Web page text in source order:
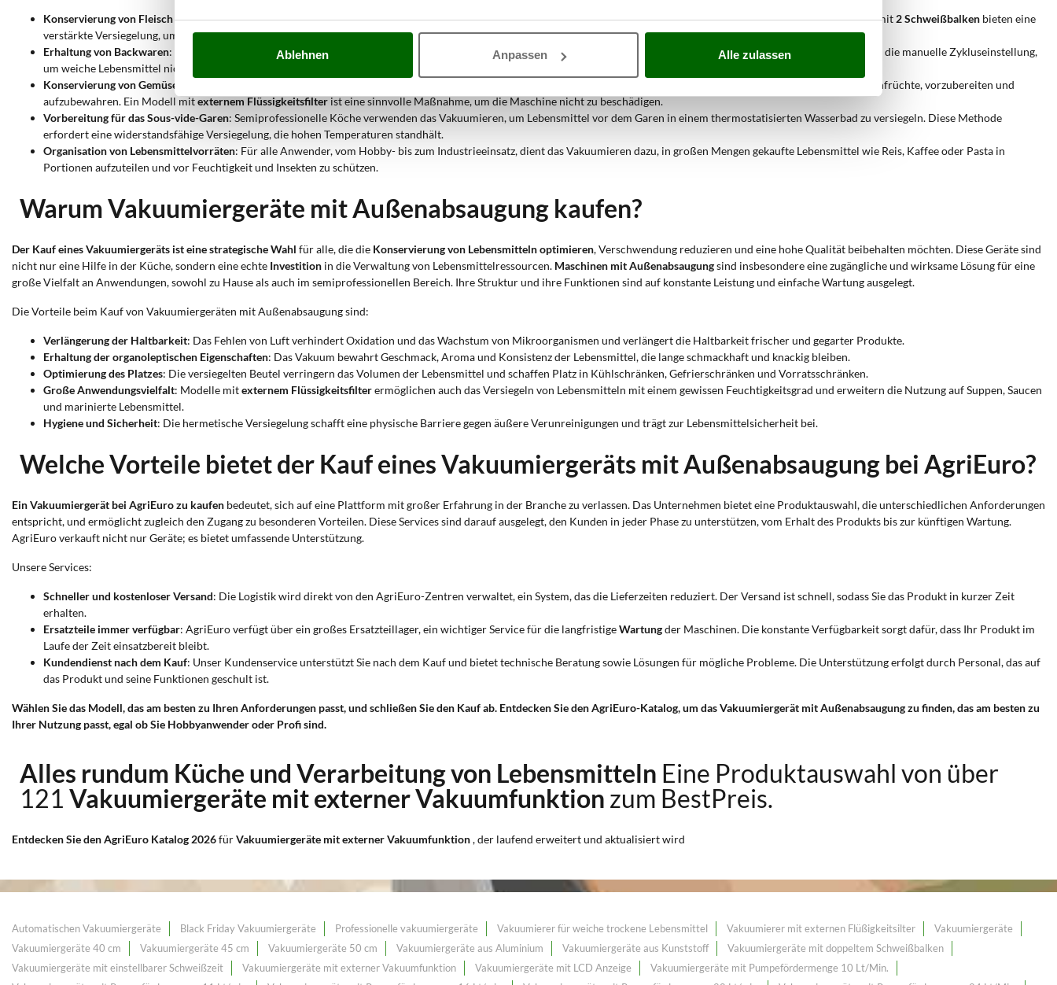
Ablehnen Anpassen Alle zulassen
Konservierung von Fleisch und Wurstwaren: Für alle, die gerne kochen, ist das Vakuumieren die Lösung zur Konservierung von frischem oder gereiftem Fleisch. Maschinen mit 2 Schweißbalken bieten eine
verstärkte Versiegelung, um Flüssigkeitsverluste zu vermeiden.
Erhaltung von Backwaren: Für Hobbyanwender oder Bäcker bewahrt das Vakuumieren den Duft von Brot, Keksen und anderen Backwaren. Wir empfehlen breite Beutel und die manuelle Zykluseinstellung,
um weiche Lebensmittel nicht zu zerdrücken.
Konservierung von Gemüse und Hülsenfrüchten
: Fachleute in der Gastronomie verwenden das Vakuumieren, um Portionen von frischem oder gegartem Gemüse, wie Hülsenfrüchte, vorzubereiten und
aufzubewahren. Ein Modell mitexternem Flüssigkeitsfilterist eine sinnvolle Maßnahme, um die Maschine nicht zu beschädigen.
Vorbereitung für das Sous-vide-Garen: Semiprofessionelle Köche verwenden das Vakuumieren, um Lebensmittel vor dem Garen in einem thermostatisierten Wasserbad zu versiegeln. Diese Methode
erfordert eine widerstandsfähige Versiegelung, die hohen Temperaturen standhält.
Organisation von Lebensmittelvorräten: Für alle Anwender, vom Hobby- bis zum Industrieeinsatz, dient das Vakuumieren dazu, in großen Mengen gekaufte Lebensmittel wie Reis, Kaffee oder Pasta in
Portionen aufzuteilen und vor Feuchtigkeit und Insekten zu schützen.
Warum Vakuumiergeräte mit Außenabsaugung kaufen?
Der Kauf eines Vakuumiergeräts ist eine strategische Wahl für alle, die die Konservierung von Lebensmitteln optimieren, Verschwendung reduzieren und eine hohe Qualität beibehalten möchten. Diese Geräte sind
nicht nur eine Hilfe in der Küche, sondern eine echte Investition in die Verwaltung von Lebensmittelressourcen. Maschinen mit Außenabsaugungsind insbesondere eine zugängliche und wirksame Lösung für eine
große Vielfalt an Anwendungen, sowohl zu Hause als auch im semiprofessionellen Bereich. Ihre Struktur und ihre Funktionen sind auf konstante Leistung und einfache Wartung ausgelegt.
Die Vorteile beim Kauf von Vakuumiergeräten mit Außenabsaugung sind:
Verlängerung der Haltbarkeit: Das Fehlen von Luft verhindert Oxidation und das Wachstum von Mikroorganismen und verlängert die Haltbarkeit frischer und gegarter Produkte.
Erhaltung der organoleptischen Eigenschaften: Das Vakuum bewahrt Geschmack, Aroma und Konsistenz der Lebensmittel, die lange schmackhaft und knackig bleiben.
Optimierung des Platzes: Die versiegelten Beutel verringern das Volumen der Lebensmittel und schaffen Platz in Kühlschränken, Gefrierschränken und Vorratsschränken.
Große Anwendungsvielfalt: Modelle mitexternem Flüssigkeitsfilterermöglichen auch das Versiegeln von Lebensmitteln mit einem gewissen Feuchtigkeitsgrad und erweitern die Nutzung auf Suppen, Saucen
und marinierte Lebensmittel.
Hygiene und Sicherheit: Die hermetische Versiegelung schafft eine physische Barriere gegen äußere Verunreinigungen und trägt zur Lebensmittelsicherheit bei.
Welche Vorteile bietet der Kauf eines Vakuumiergeräts mit Außenabsaugung bei AgriEuro?
Ein Vakuumiergerät bei AgriEuro zu kaufen bedeutet, sich auf eine Plattform mit großer Erfahrung in der Branche zu verlassen. Das Unternehmen bietet eine Produktauswahl, die unterschiedlichen Anforderungen
entspricht, und ermöglicht zugleich den Zugang zu besonderen Vorteilen. Diese Services sind darauf ausgelegt, den Kunden in jeder Phase zu unterstützen, vom Erhalt des Produkts bis zur künftigen Wartung.
AgriEuro verkauft nicht nur Geräte; es bietet umfassende Unterstützung.
Unsere Services:
Schneller und kostenloser Versand: Die Logistik wird direkt von den AgriEuro-Zentren verwaltet, ein System, das die Lieferzeiten reduziert. Der Versand ist schnell, sodass Sie das Produkt in kurzer Zeit
erhalten.
Ersatzteile immer verfügbar: AgriEuro verfügt über ein großes Ersatzteillager, ein wichtiger Service für die langfristigeWartungder Maschinen. Die konstante Verfügbarkeit sorgt dafür, dass Ihr Produkt im
Laufe der Zeit einsatzbereit bleibt.
Kundendienst nach dem Kauf: Unser Kundenservice unterstützt Sie nach dem Kauf und bietet technische Beratung sowie Lösungen für mögliche Probleme. Die Unterstützung erfolgt durch Personal, das auf
das Produkt und seine Funktionen geschult ist.
Wählen Sie das Modell, das am besten zu Ihren Anforderungen passt, und schließen Sie den Kauf ab. Entdecken Sie den AgriEuro-Katalog, um das Vakuumiergerät mit Außenabsaugung zu finden, das am besten zu
Ihrer Nutzung passt, egal ob Sie Hobbyanwender oder Profi sind.
Alles rundum Küche und Verarbeitung von Lebensmitteln Eine Produktauswahl von über
121 Vakuumiergeräte mit externer Vakuumfunktion zum BestPreis.
Entdecken Sie den AgriEuro Katalog 2026fürVakuumiergeräte mit externer Vakuumfunktion, der laufend erweitert und aktualisiert wird
Automatischen Vakuumiergeräte Black Friday Vakuumiergeräte Professionelle vakuumiergeräte Vakuumierer für weiche trockene Lebensmittel Vakuumierer mit externen Flüßigkeitsilter
Vakuumiergeräte
Vakuumiergeräte 40 cm
Vakuumiergeräte 45 cm Vakuumiergeräte 50 cm Vakuumiergeräte aus Aluminium Vakuumiergeräte aus Kunststoff
Vakuumiergeräte mit doppeltem Schweißbalken
Vakuumiergeräte mit einstellbarer Schweißzeit
Vakuumiergeräte mit externer Vakuumfunktion Vakuumiergeräte mit LCD Anzeige
Vakuumiergeräte mit Pumpefördermenge 10 Lt/Min.